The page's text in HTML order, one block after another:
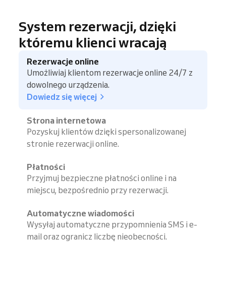
System rezerwacji, dzięki
któremu klienci wracają
Rezerwacje online
Umożliwiaj klientom rezerwacje online 24/7 z
dowolnego urządzenia.
Dowiedz się więcej
Strona internetowa
Pozyskuj klientów dzięki spersonalizowanej
stronie rezerwacji online.
Płatności
Przyjmuj bezpieczne płatności online i na
miejscu, bezpośrednio przy rezerwacji.
Automatyczne wiadomości
Wysyłaj automatyczne przypomnienia SMS i e-
mail oraz ogranicz liczbę nieobecności.